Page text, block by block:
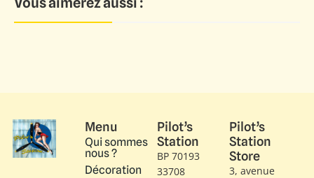
Menu
Qui sommes
nous ?
Décoration
Pilot’s
Station
BP 70193
33708
Pilot’s
Station
Store
3, avenue